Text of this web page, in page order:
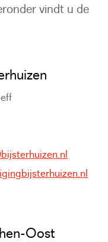
vindt u de
website)
Oost